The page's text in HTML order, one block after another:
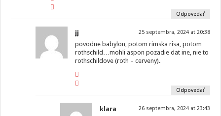
Odpovedať
jj 25 septembra, 2024 at 20:38
povodne babylon, potom rimska risa, potom
rothschild…mohli aspon pozadie dat ine, nie to
rothschildove (roth – cerveny).
Odpovedať
klara 26 septembra, 2024 at 23:43